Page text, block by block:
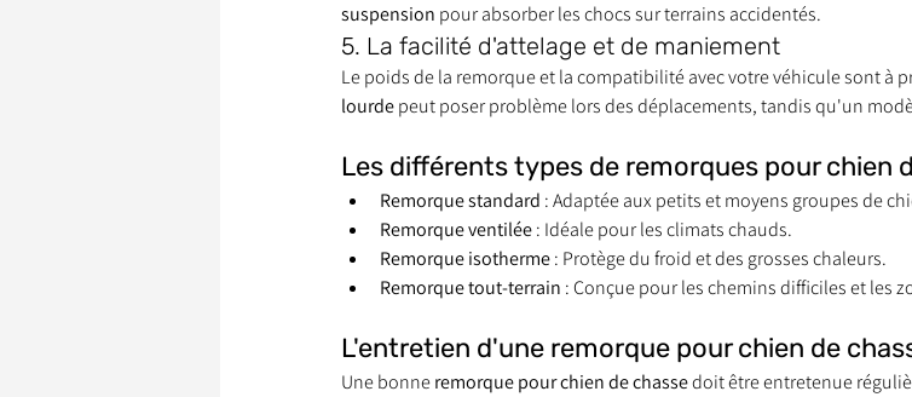
suspension pour absorber les chocs sur terrains accidentés.
5. La facilité d'attelage et de maniement
Le poids de la remorque et la compatibilité avec votre véhicule sont à
lourde peut poser problème lors des déplacements, tandis qu'un
Les différents types de remorques pour chien
Remorque standard : Adaptée aux petits et moyens groupes de
Remorque ventilée : Idéale pour les climats chauds.
Remorque isotherme : Protège du froid et des grosses chaleurs.
Remorque tout-terrain : Conçue pour les chemins difficiles et les
L'entretien d'une remorque pour chien de
Une bonne remorque pour chien de chasse doit être entretenue